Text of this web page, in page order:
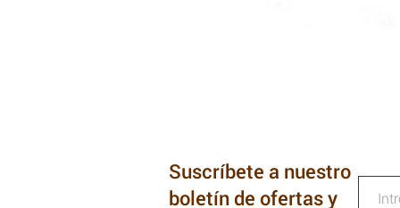
Suscríbete a nuestro
boletín de ofertas y